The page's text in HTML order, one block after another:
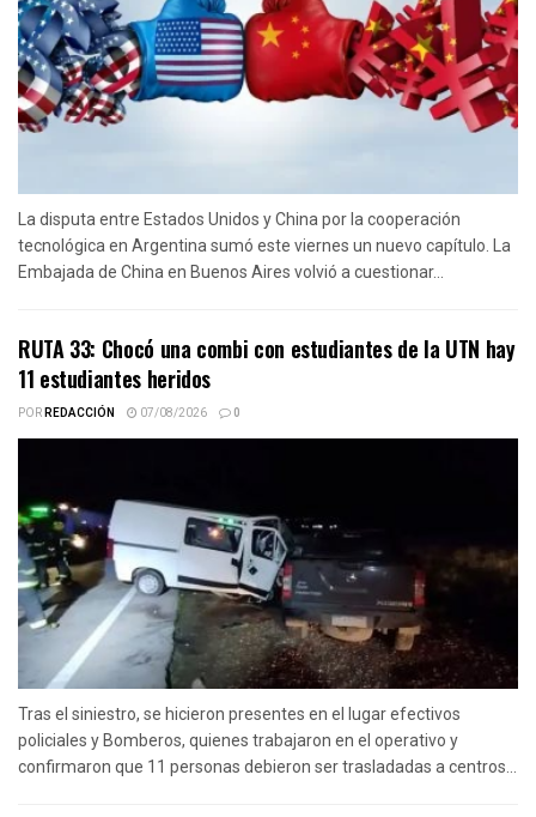
La disputa entre Estados Unidos y China por la cooperación
tecnológica en Argentina sumó este viernes un nuevo capítulo. La
Embajada de China en Buenos Aires volvió a cuestionar...
RUTA 33: Chocó una combi con estudiantes de la UTN hay
11 estudiantes heridos
PORREDACCIÓN 07/08/2026 0
Tras el siniestro, se hicieron presentes en el lugar efectivos
policiales y Bomberos, quienes trabajaron en el operativo y
confirmaron que 11 personas debieron ser trasladadas a centros...